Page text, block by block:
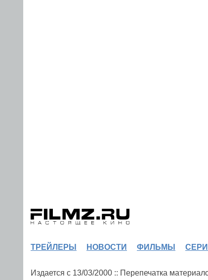
ТРЕЙЛЕРЫ НОВОСТИ ФИЛЬМЫ
Издается с 13/03/2000 :: Перепечатка